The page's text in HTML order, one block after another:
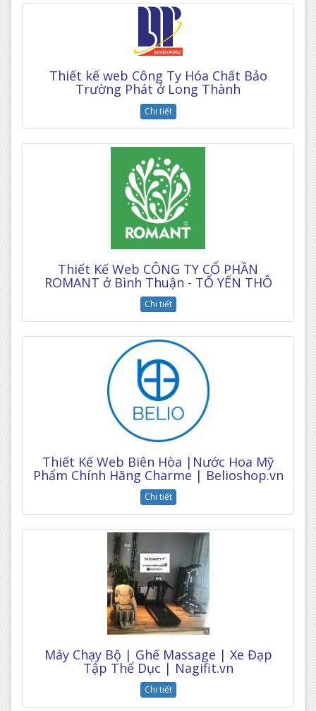
Thiết kế web Công Ty Hóa Chất Bảo
Trường Phát ở Long Thành
Chi tiết
Thiết Kế Web CÔNG TY CỔ PHẦN
ROMANT ở Bình Thuận - TỔ YẾN THÔ
Chi tiết
Thiết Kế Web Biên Hòa |Nước Hoa Mỹ
Phẩm Chính Hãng Charme | Belioshop.vn
Chi tiết
Máy Chạy Bộ | Ghế Massage | Xe Đạp
Tập Thể Dục | Nagifit.vn
Chi tiết